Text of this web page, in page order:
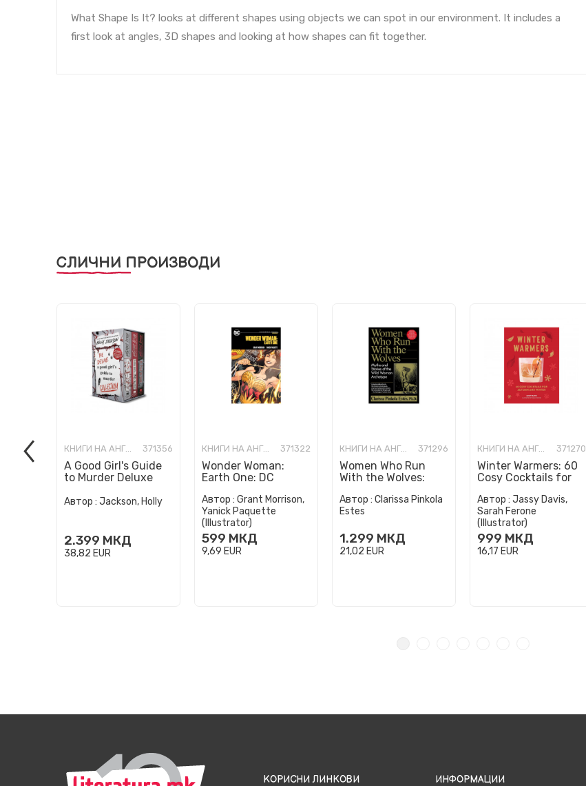
What Shape Is It? looks at different shapes using objects we can spot in our environment. It includes a
first look at angles, 3D shapes and looking at how shapes can fit together.
СЛИЧНИ ПРОИЗВОДИ
КНИГИ НА АНГЛИСКИ ЈАЗИК 371356
A Good Girl's Guide
to Murder Deluxe
Set: Special Deluxe
Автор : Jackson, Holly
2.399 МКД
38,82 EUR
КНИГИ НА АНГЛИСКИ ЈАЗИК 371322
Wonder Woman:
Earth One: DC
Edition
Автор : Grant Morrison,
Yanick Paquette
(Illustrator)
599 МКД
9,69 EUR
КНИГИ НА АНГЛИСКИ ЈАЗИК 371296
Women Who Run
With the Wolves:
the Wild Woman
Archetype
Автор : Clarissa Pinkola
Estes
1.299 МКД
21,02 EUR
КНИГИ НА АНГЛИСКИ ЈАЗИК 371270
Winter Warmers: 60
Cosy Cocktails for
Автор : Jassy Davis,
Sarah Ferone
(Illustrator)
999 МКД
16,17 EUR
КОРИСНИ ЛИНКОВИ ИНФОРМАЦИИ